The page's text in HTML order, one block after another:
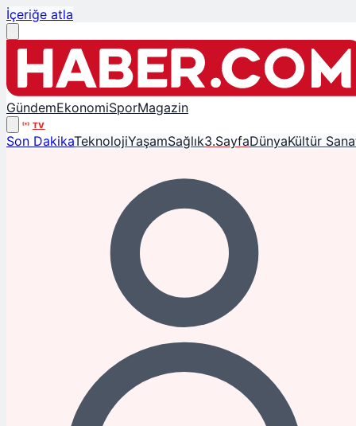
İçeriğe atla
GündemEkonomiSporMagazin
TV
Son DakikaTeknolojiYaşamSağlık3.SayfaDünyaKültür